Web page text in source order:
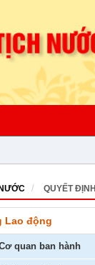
QUYẾT ĐỊNH
Lao động
quan ban hành